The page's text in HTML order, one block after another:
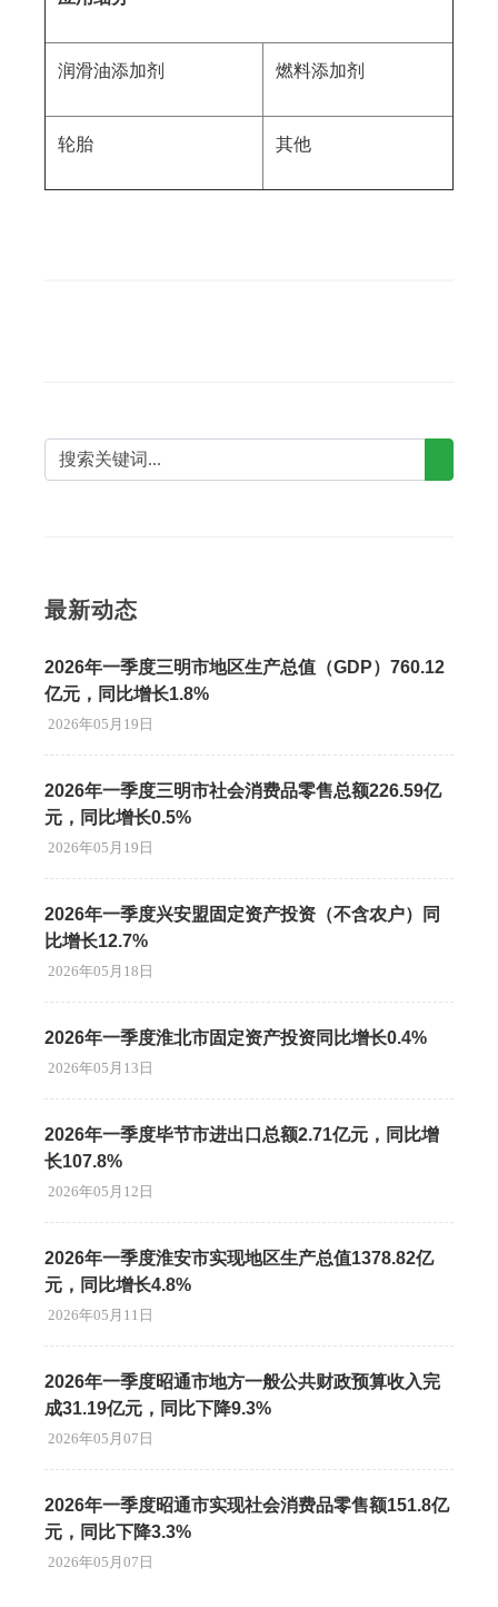
润滑油添加剂 燃料添加剂
轮胎 其他
最新动态
2026年一季度三明市地区生产总值（GDP）760.12
亿元，同比增长1.8%
2026年05月19日
2026年一季度三明市社会消费品零售总额226.59亿
元，同比增长0.5%
2026年05月19日
2026年一季度兴安盟固定资产投资（不含农户）同
比增长12.7%
2026年05月18日
2026年一季度淮北市固定资产投资同比增长0.4%
2026年05月13日
2026年一季度毕节市进出口总额2.71亿元，同比增
长107.8%
2026年05月12日
2026年一季度淮安市实现地区生产总值1378.82亿
元，同比增长4.8%
2026年05月11日
2026年一季度昭通市地方一般公共财政预算收入完
成31.19亿元，同比下降9.3%
2026年05月07日
2026年一季度昭通市实现社会消费品零售额151.8亿
元，同比下降3.3%
2026年05月07日